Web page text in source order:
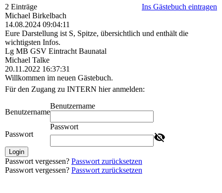
2 Einträge
Ins Gästebuch eintragen
Michael Birkelbach
14.08.2024 09:04:11
Eure Darstellung ist S, Spitze, übersichtlich und enthält die
wichtigsten Infos.
Lg MB GSV Eintracht Baunatal
Michael Talke
20.11.2022 16:37:31
Willkommen im neuen Gästebuch.
Für den Zugang zu INTERN hier anmelden:
Benutzername
Benutzername
Passwort
Passwort
Login
Passwort vergessen? Passwort zurücksetzen
Passwort vergessen? Passwort zurücksetzen